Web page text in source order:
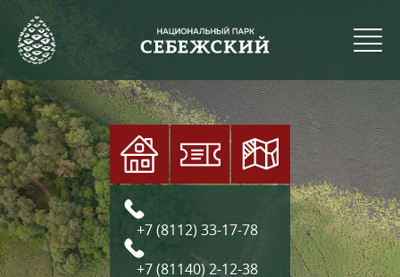
+7 (8112) 33-17-78
+7 (81140) 2-12-38